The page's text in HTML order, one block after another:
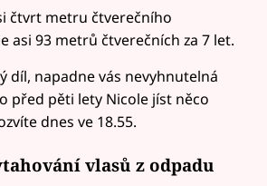
čtvrt metru čtverečního
asi 93 metrů čtverečních za 7 let.
díl, napadne vás nevyhnutelná
před pěti lety Nicole jíst něco
dnes ve 18.55.
vlasů z odpadu